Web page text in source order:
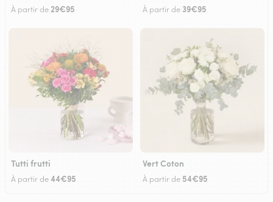
À partir de29€95 À partir de 39€95
Tutti frutti
À partir de44€95
Vert Coton
À partir de 54€95